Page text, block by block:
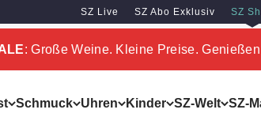
SZ Live SZ Abo Exklusiv SZ
: Große Weine. Kleine Preise.
Schmuck Uhren Kinder SZ-Welt SZ-